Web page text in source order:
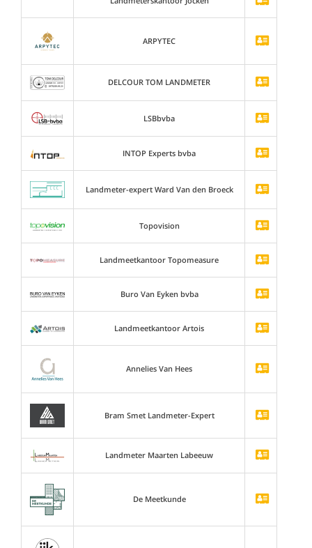
ARPYTEC
DELCOUR TOM LANDMETER
LSBbvba
INTOP Experts bvba
Landmeter-expert Ward Van den Broeck
Topovision
Landmeetkantoor Topomeasure
Buro Van Eyken bvba
Landmeetkantoor Artois
Annelies Van Hees
Bram Smet Landmeter-Expert
Landmeter Maarten Labeeuw
De Meetkunde